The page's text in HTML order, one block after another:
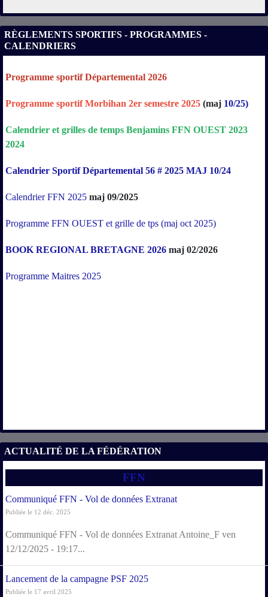
RÈGLEMENTS SPORTIFS - PROGRAMMES -
CALENDRIERS
Programme sportif Départemental 2026
Programme sportif Morbihan 2er semestre 2025 (maj 10/25)
Calendrier et grilles de temps Benjamins FFN OUEST 2023
2024
Calendrier Sportif Départemental 56 # 2025 MAJ 10/24
Calendrier FFN 2025 maj 09/2025
Programme FFN OUEST et grille de tps (maj oct 2025)
BOOK REGIONAL BRETAGNE 2026 maj 02/2026
Programme Maitres 2025
ACTUALITÉ DE LA FÉDÉRATION
FFN
Communiqué FFN - Vol de données Extranat
Publiée le 12 déc. 2025
Communiqué FFN - Vol de données Extranat Antoine_F ven
12/12/2025 - 19:17...
Lancement de la campagne PSF 2025
Publiée le 17 avril 2025